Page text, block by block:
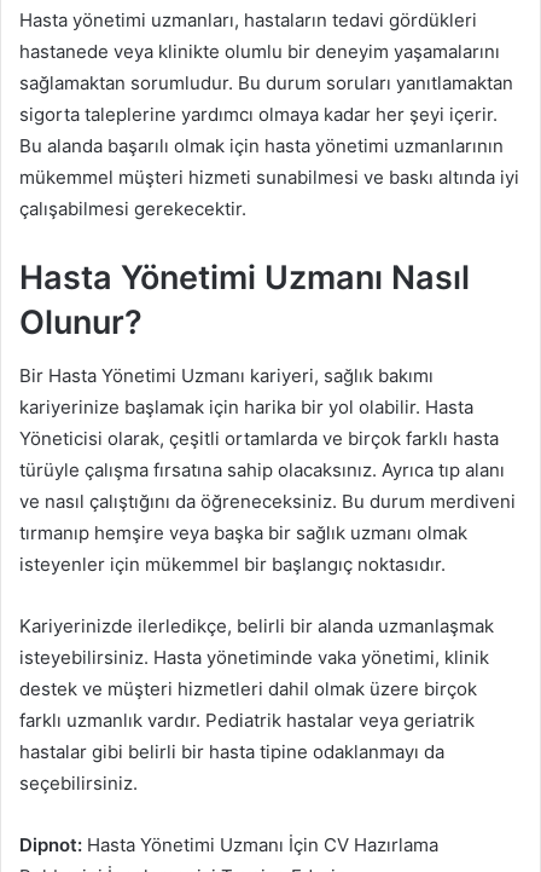
Hasta yönetimi uzmanları, hastaların tedavi gördükleri
hastanede veya klinikte olumlu bir deneyim yaşamalarını
sağlamaktan sorumludur. Bu durum soruları yanıtlamaktan
sigorta taleplerine yardımcı olmaya kadar her şeyi içerir.
Bu alanda başarılı olmak için hasta yönetimi uzmanlarının
mükemmel müşteri hizmeti sunabilmesi ve baskı altında iyi
çalışabilmesi gerekecektir.
Hasta Yönetimi Uzmanı Nasıl
Olunur?
Bir Hasta Yönetimi Uzmanı kariyeri, sağlık bakımı
kariyerinize başlamak için harika bir yol olabilir. Hasta
Yöneticisi olarak, çeşitli ortamlarda ve birçok farklı hasta
türüyle çalışma fırsatına sahip olacaksınız. Ayrıca tıp alanı
ve nasıl çalıştığını da öğreneceksiniz. Bu durum merdiveni
tırmanıp hemşire veya başka bir sağlık uzmanı olmak
isteyenler için mükemmel bir başlangıç ​​noktasıdır.
Kariyerinizde ilerledikçe, belirli bir alanda uzmanlaşmak
isteyebilirsiniz. Hasta yönetiminde vaka yönetimi, klinik
destek ve müşteri hizmetleri dahil olmak üzere birçok
farklı uzmanlık vardır. Pediatrik hastalar veya geriatrik
hastalar gibi belirli bir hasta tipine odaklanmayı da
seçebilirsiniz.
Dipnot: Hasta Yönetimi Uzmanı İçin CV Hazırlama